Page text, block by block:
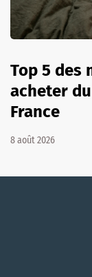
Top 5 des
acheter
France
8 août 2026